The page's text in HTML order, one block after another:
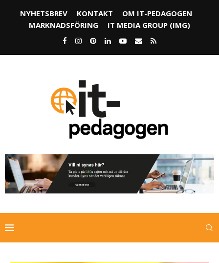
NYHETSBREV KONTAKT
OM IT-PEDAGOGEN
MARKNADSFÖRING
IT MEDIA GROUP (IMG)